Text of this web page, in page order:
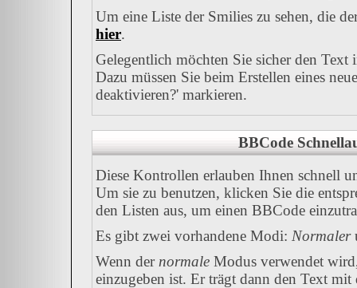
Um eine Liste der Smilies zu sehen, die
hier.
Gelegentlich möchten Sie sicher den
Dazu müssen Sie beim Erstellen eines
deaktivieren?' markieren.
BBCode
Diese Kontrollen erlauben Ihnen schnell
Um sie zu benutzen, klicken Sie die
den Listen aus, um einen BBCode
Es gibt zwei vorhandene Modi: Normaler
Wenn der normale Modus verwendet
einzugeben ist. Er trägt dann den Text